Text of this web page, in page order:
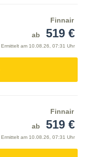
Finnair
ab
519 €
Ermittelt am 10.08.26, 07:31 Uhr
Finnair
ab
519 €
Ermittelt am 10.08.26, 07:31 Uhr